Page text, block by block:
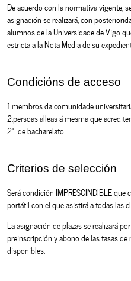
De acuerdo con la normativa vigente,
asignación se realizará, con
alumnos de la Universidade de Vigo
estricta a la Nota Media de su
Condicións de acceso
1.membros da comunidade
2.persoas alleas á mesma que
2º de bacharelato.
Criterios de selección
Será condición IMPRESCINDIBLE
portátil con el que asistirá a todas las
La asignación de plazas se realizará
preinscripción y abono de las tasas
disponibles.